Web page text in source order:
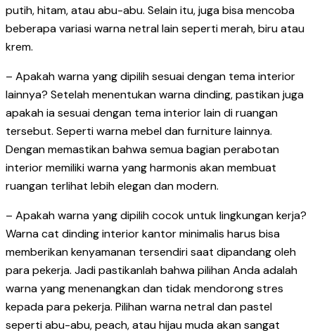
putih, hitam, atau abu-abu. Selain itu, juga bisa mencoba
beberapa variasi warna netral lain seperti merah, biru atau
krem.
– Apakah warna yang dipilih sesuai dengan tema interior
lainnya? Setelah menentukan warna dinding, pastikan juga
apakah ia sesuai dengan tema interior lain di ruangan
tersebut. Seperti warna mebel dan furniture lainnya.
Dengan memastikan bahwa semua bagian perabotan
interior memiliki warna yang harmonis akan membuat
ruangan terlihat lebih elegan dan modern.
– Apakah warna yang dipilih cocok untuk lingkungan kerja?
Warna cat dinding interior kantor minimalis harus bisa
memberikan kenyamanan tersendiri saat dipandang oleh
para pekerja. Jadi pastikanlah bahwa pilihan Anda adalah
warna yang menenangkan dan tidak mendorong stres
kepada para pekerja. Pilihan warna netral dan pastel
seperti abu-abu, peach, atau hijau muda akan sangat